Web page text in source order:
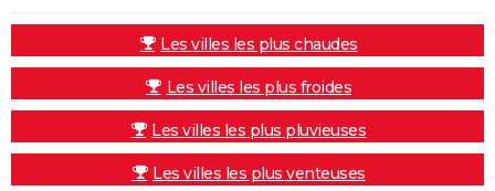
Les villes les plus chaudes
Les villes les plus froides
Les villes les plus pluvieuses
Les villes les plus venteuses